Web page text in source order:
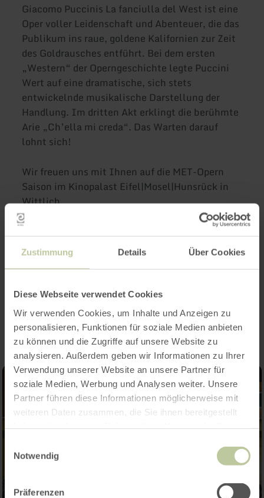
Zustimmung Details Über Cookies
Diese Webseite verwendet Cookies
Wir verwenden Cookies, um Inhalte und Anzeigen zu
personalisieren, Funktionen für soziale Medien anbieten
zu können und die Zugriffe auf unsere Website zu
analysieren. Außerdem geben wir Informationen zu Ihrer
Verwendung unserer Website an unsere Partner für
soziale Medien, Werbung und Analysen weiter. Unsere
Partner führen diese Informationen möglicherweise mit
weiteren Daten zusammen, die Sie ihnen bereitgestellt
Notwendig
Präferenzen
Giacomo Puccinis La fanciulla del West ist eine
Oper voller Leidenschaft und Abenteuer, die das
Publikum ins raue, goldene Kalifornien zur Zeit
des Goldrausches entführt. Bei dem ersten
„Western“ der Operngeschichte legte Puccini
Wert auf eine dramatische, sich stets
entwickelnde musikalische Darstellung der
Handlung. Im dritten Akt erklingt die berühmte
Arie „Ch’ella mi creda“. Das Warten darauf
lohnt sich!
Wir freuen uns mit Ihnen auf die MET-Opern
Saison im Kinopalast Eifel|Mosel|Hunsrück in
Wittlich.
www.kinopalast.info/events-wittlichoder Tel.
06571 - 956 2660
Impressionen